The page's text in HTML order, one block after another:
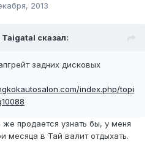
2013
Taigatal сказал:
задних дисковых
index.php/topi
продается узнать бы, у меня
месяца в Тай валит отдыхать.